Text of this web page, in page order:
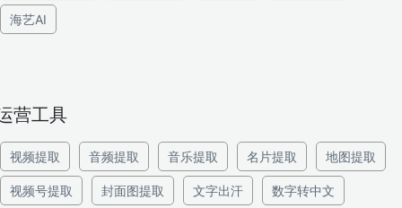
海艺AI
营工具
视频提取 音频提取 音乐提取 名片提取 地图提取
视频号提取 封面图提取 文字出汗 数字转中文